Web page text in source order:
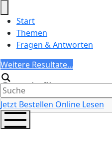
Start
Themen
Fragen & Antworten
Search
Weitere Resultate...
Generic filters
Jetzt Bestellen Online Lesen